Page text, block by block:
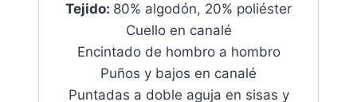
Tejido: 80% algodón, 20% poliéster
Cuello en canalé
Encintado de hombro a hombro
Puños y bajos en canalé
Puntadas a doble aguja en sisas y